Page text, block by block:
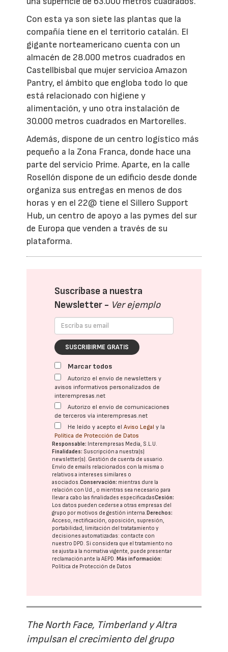
Con esta ya son siete las plantas que la
compañía tiene en el territorio catalán. El
gigante norteamericano cuenta con un
almacén de 28.000 metros cuadrados en
Castellbisbal que mujer servicioa Amazon
Pantry, el ámbito que engloba todo lo que
está relacionado con higiene y
alimentación, y uno otra instalación de
30.000 metros cuadrados en Martorelles.
Además, dispone de un centro logístico más
pequeño a la Zona Franca, donde hace una
parte del servicio Prime. Aparte, en la calle
Rosellón dispone de un edificio desde donde
organiza sus entregas en menos de dos
horas y en el 22@ tiene el Sillero Support
Hub, un centro de apoyo a las pymes del sur
de Europa que venden a través de su
plataforma.
Suscríbase a nuestra
Newsletter - Ver ejemplo
SUSCRIBIRME GRATIS
Marcar todos
Autorizo el envío de newsletters y
avisos informativos personalizados de
interempresas.net
Autorizo el envío de comunicaciones
de terceros vía interempresas.net
He leído y acepto elAviso Legal y la
Política de Protección de Datos
Responsable: Interempresas Media, S.L.U.
Finalidades: Suscripción a nuestra(s)
newsletter(s). Gestión de cuenta de usuario.
Envío de emails relacionados con la misma o
relativos a intereses similares o
asociados.Conservación: mientras dure la
relación con Ud., o mientras sea necesario para
llevar a cabo las finalidades especificadasCesión:
Los datos pueden cederse a otras empresas del
grupo por motivos de gestión interna.Derechos:
Acceso, rectificación, oposición, supresión,
portabilidad, limitación del tratatamiento y
decisiones automatizadas: contacte con
nuestro DPD. Si considera que el tratamiento no
se ajusta a la normativa vigente, puede presentar
reclamación ante laAEPD.Más información:
Política de Protección de Datos
The North Face, Timberland y Altra
impulsan el crecimiento del grupo